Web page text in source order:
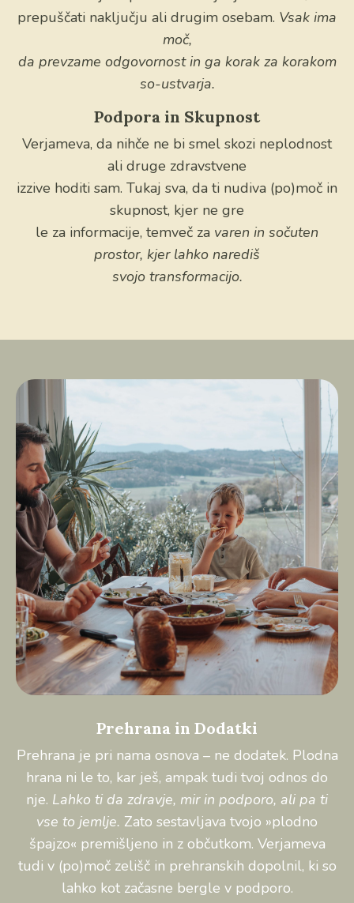
prepuščati naključju ali drugim osebam. Vsak ima
moč,
da prevzame odgovornost in ga korak za korakom
so-ustvarja.
Podpora in Skupnost
Verjameva, da nihče ne bi smel skozi neplodnost
ali druge zdravstvene
izzive hoditi sam. Tukaj sva, da ti nudiva (po)moč in
skupnost, kjer ne gre
le za informacije, temveč za varen in sočuten
prostor, kjer lahko narediš
svojo transformacijo.
Prehrana in Dodatki
Prehrana je pri nama osnova – ne dodatek. Plodna
hrana ni le to, kar ješ, ampak tudi tvoj odnos do
nje. Lahko ti da zdravje, mir in podporo, ali pa ti
vse to jemlje. Zato sestavljava tvojo »plodno
špajzo« premišljeno in z občutkom. Verjameva
tudi v (po)moč zelišč in prehranskih dopolnil, ki so
lahko kot začasne bergle v podporo.